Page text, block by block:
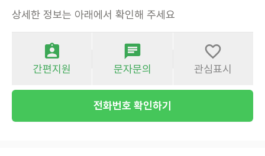
상세한 정보는 아래에서 확인해 주세요
간편지원 문자문의 관심표시
전화번호 확인하기